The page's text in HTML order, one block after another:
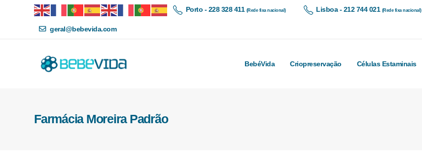
Porto - 228 328 411 (Rede fixa nacional) Lisboa - 212 744 021 (Rede fixa nacional)
geral@bebevida.com
BebéVida Criopreservação Células Estaminais
Farmácia Moreira Padrão